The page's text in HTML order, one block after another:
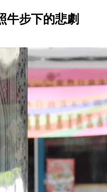
牛步下的悲劇